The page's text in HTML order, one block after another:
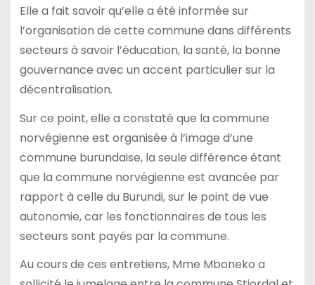
Elle a fait savoir qu’elle a été informée sur
l’organisation de cette commune dans différents
secteurs à savoir l’éducation, la santé, la bonne
gouvernance avec un accent particulier sur la
décentralisation.
Sur ce point, elle a constaté que la commune
norvégienne est organisée à l’image d’une
commune burundaise, la seule différence étant
que la commune norvégienne est avancée par
rapport à celle du Burundi, sur le point de vue
autonomie, car les fonctionnaires de tous les
secteurs sont payés par la commune.
Au cours de ces entretiens, Mme Mboneko a